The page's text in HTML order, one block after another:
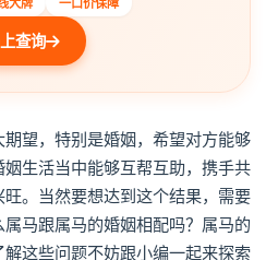
查询
望，特别是婚姻，希望对方能够
生活当中能够互帮互助，携手共
。当然要想达到这个结果，需要
马跟属马的婚姻相配吗？属马的
这些问题不妨跟小编一起来探索